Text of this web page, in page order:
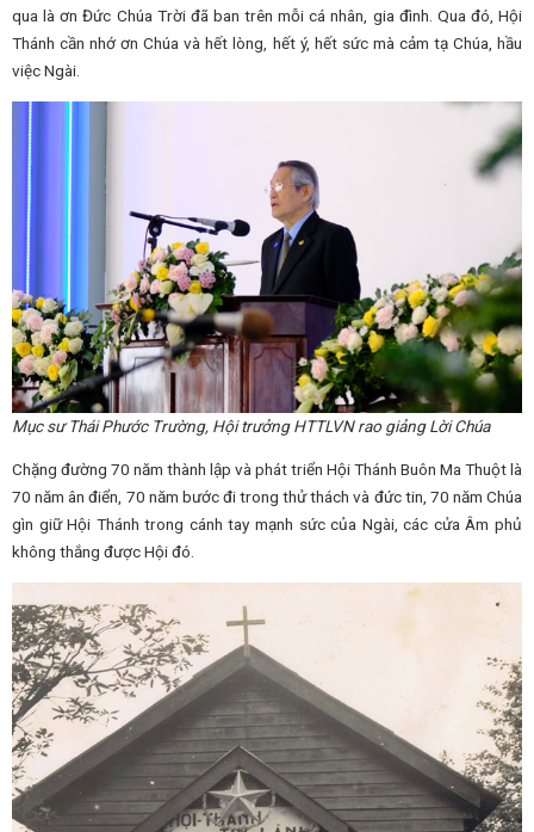
qua là ơn Đức Chúa Trời đã ban trên mỗi cá nhân, gia đình. Qua đó, Hội
Thánh cần nhớ ơn Chúa và hết lòng, hết ý, hết sức mà cảm tạ Chúa, hầu
việc Ngài.
Mục sư Thái Phước Trường, Hội trưởng HTTLVN rao giảng Lời Chúa
Chặng đường 70 năm thành lập và phát triển Hội Thánh Buôn Ma Thuột là
70 năm ân điển, 70 năm bước đi trong thử thách và đức tin, 70 năm Chúa
gìn giữ Hội Thánh trong cánh tay mạnh sức của Ngài, các cửa Âm phủ
không thắng được Hội đó.